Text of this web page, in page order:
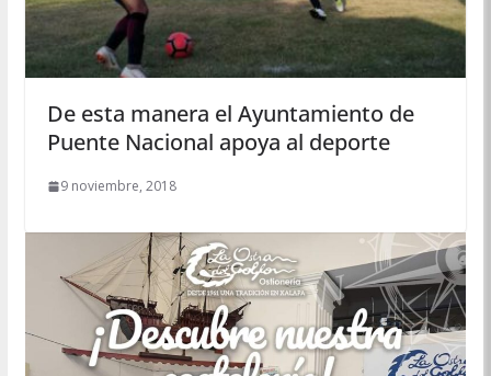
De esta manera el Ayuntamiento de
Puente Nacional apoya al deporte
9 noviembre, 2018